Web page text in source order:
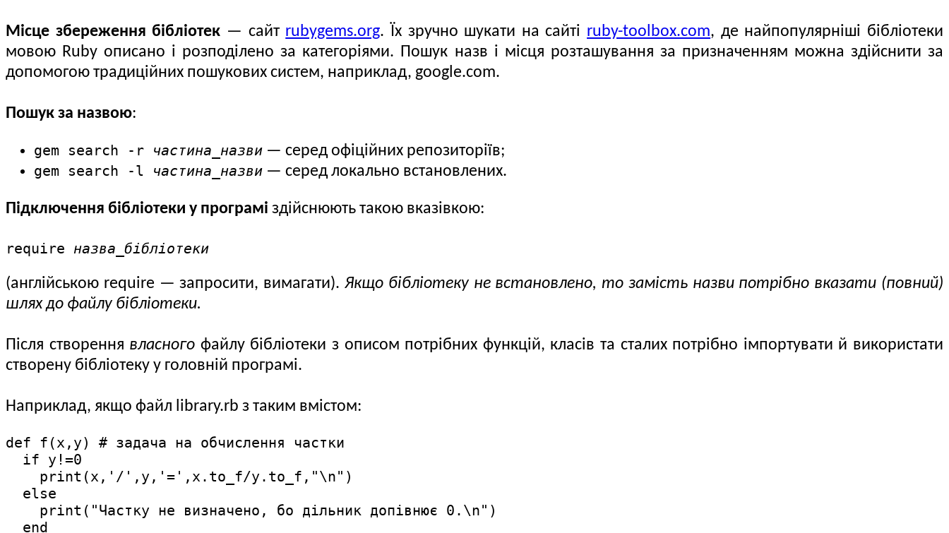
Місце збереження бібліотек — сайт rubygems.org. Їх зручно шукати на сайті ruby-toolbox.com, де найпопулярніші бібліотеки
мовою Ruby описано і розподілено за категоріями. Пошук назв і місця розташування за призначенням можна здійснити за
допомогою традиційних пошукових систем, наприклад, google.com.
Пошук за назвою:
gem search -r частина_назви — серед офіційних репозиторіїв;
gem search -l частина_назви — серед локально встановлених.
Підключення бібліотеки у програмі здійснюють такою вказівкою:
require назва_бібліотеки
(англійською require — запросити, вимагати). Якщо бібліотеку не встановлено, то замість назви потрібно вказати (повний)
шлях до файлу бібліотеки.
Після створення власного файлу бібліотеки з описом потрібних функцій, класів та сталих потрібно імпортувати й використати
створену бібліотеку у головній програмі.
Наприклад, якщо файл library.rb з таким вмістом:
def f(x,y) # задача на обчислення частки
  if y!=0
    print(x,'/',y,'=',x.to_f/y.to_f,"\n")
  else
    print("Частку не визначено, бо дільник допівнює 0.\n")
  end